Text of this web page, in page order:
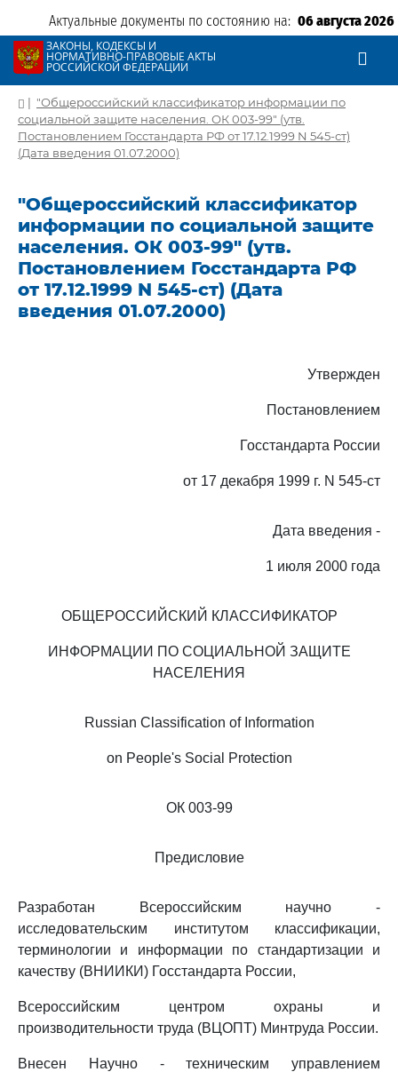
Актуальные документы по состоянию на: 06 августа 2026
ЗАКОНЫ, КОДЕКСЫ И
НОРМАТИВНО-ПРАВОВЫЕ АКТЫ
РОССИЙСКОЙ ФЕДЕРАЦИИ
| "Общероссийский классификатор информации по
социальной защите населения. ОК 003-99" (утв.
Постановлением Госстандарта РФ от 17.12.1999 N 545-ст)
(Дата введения 01.07.2000)
"Общероссийский классификатор
информации по социальной защите
населения. ОК 003-99" (утв.
Постановлением Госстандарта РФ
от 17.12.1999 N 545-ст) (Дата
введения 01.07.2000)
Утвержден
Постановлением
Госстандарта России
от 17 декабря 1999 г. N 545-ст
Дата введения -
1 июля 2000 года
ОБЩЕРОССИЙСКИЙ КЛАССИФИКАТОР
ИНФОРМАЦИИ ПО СОЦИАЛЬНОЙ ЗАЩИТЕ
НАСЕЛЕНИЯ
Russian Classification of Information
on People's Social Protection
ОК 003-99
Предисловие
Разработан Всероссийским научно -
исследовательским институтом классификации,
терминологии и информации по стандартизации и
качеству (ВНИИКИ) Госстандарта России,
Всероссийским центром охраны и
производительности труда (ВЦОПТ) Минтруда России.
Внесен Научно - техническим управлением